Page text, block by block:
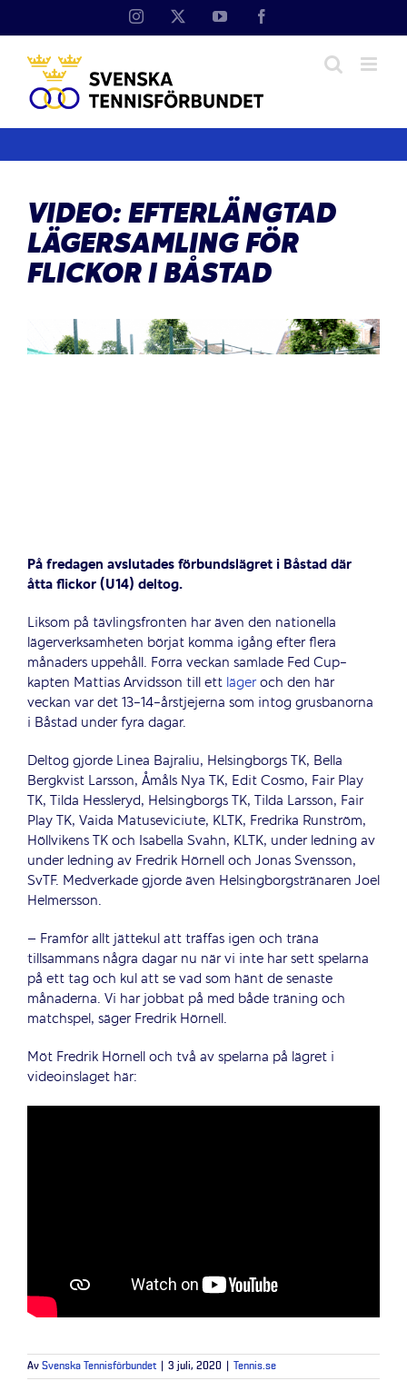
Instagram YouTube
VIDEO: EFTERLÄNGTAD
LÄGERSAMLING FÖR
FLICKOR I BÅSTAD
På fredagen avslutades förbundslägret i Båstad där
åtta flickor (U14) deltog.
Liksom på tävlingsfronten har även den nationella
lägerverksamheten börjat komma igång efter flera
månaders uppehåll. Förra veckan samlade Fed Cup-
kapten Mattias Arvidsson till ett lägeroch den här
veckan var det 13-14-årstjejerna som intog grusbanorna
i Båstad under fyra dagar.
Deltog gjorde Linea Bajraliu, Helsingborgs TK, Bella
Bergkvist Larsson, Åmåls Nya TK, Edit Cosmo, Fair Play
TK, Tilda Hessleryd, Helsingborgs TK, Tilda Larsson, Fair
Play TK, Vaida Matuseviciute, KLTK, Fredrika Runström,
Höllvikens TK och Isabella Svahn, KLTK, under ledning av
under ledning av Fredrik Hörnell och Jonas Svensson,
SvTF. Medverkade gjorde även Helsingborgstränaren Joel
Helmersson.
– Framför allt jättekul att träffas igen och träna
tillsammans några dagar nu när vi inte har sett spelarna
på ett tag och kul att se vad som hänt de senaste
månaderna. Vi har jobbat på med både träning och
matchspel, säger Fredrik Hörnell.
Möt Fredrik Hörnell och två av spelarna på lägret i
videoinslaget här:
Av Svenska Tennisförbundet 3 juli, 2020 Tennis.se